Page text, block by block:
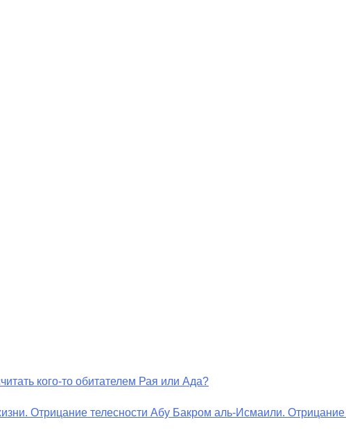
кого-то обитателем Рая или Ада?
Отрицание телесности Абу Бакром аль-Исмаили. Отрицание